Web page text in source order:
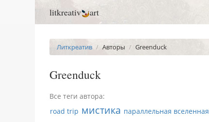
litkreativ art
Литкреатив Авторы Greenduck
Greenduck
Все теги автора:
road trip мистика параллельная вселенная